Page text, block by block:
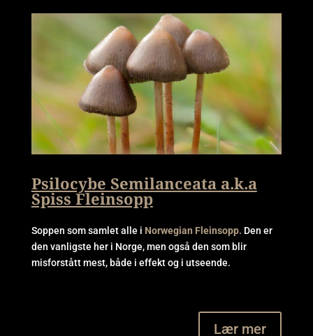
Psilocybe Semilanceata a.k.a
Spiss Fleinsopp
Soppen som samlet alle i Norwegian Fleinsopp. Den er
den vanligste her i Norge, men også den som blir
misforstått mest, både i effekt og i utseende.
Lær mer